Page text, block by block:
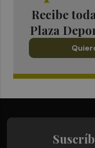
Recibe
Plaza